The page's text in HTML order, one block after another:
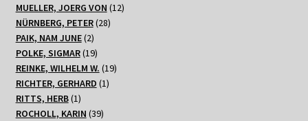
Produkte
MUELLER, JOERG VON 1212
NÜRNBERG, PETER 2828
PAIK, NAM JUNE 22
Produkte
POLKE, SIGMAR 1919
Produkte
REINKE, WILHELM W. 1919
RICHTER, GERHARD 11
RITTS, HERB 11
Produkt
ROCHOLL, KARIN 3939